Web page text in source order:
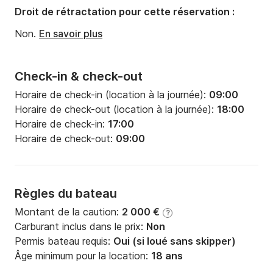
Tirant d'eau:2.19m
Puissance moteur:45cv
Check-in & check-out
Horaire de check-in (location à la journée): 09:00
Horaire de check-out (location à la journée): 18:00
Horaire de check-in: 17:00
Horaire de check-out: 09:00
Règles du bateau
Montant de la caution: 2 000 € ?
Carburant inclus dans le prix: Non
Permis bateau requis: Oui (si loué sans skipper)
Âge minimum pour la location: 18 ans
Droit de rétractation pour cette réservation :
Non. En savoir plus